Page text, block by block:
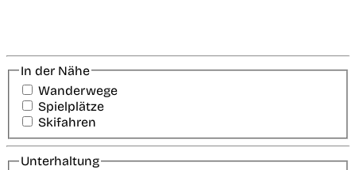
In der Nähe
Wanderwege
Spielplätze
Skifahren
Unterhaltung